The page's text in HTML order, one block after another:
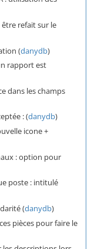
refait sur le
(danydb)
rapport est
dans les champs
: (danydb)
icone +
: option pour
poste : intitulé
(danydb)
pièces pour faire le